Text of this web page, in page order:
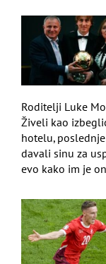
Roditelji Luke
Živeli kao
hotelu,
davali sinu za
evo kako im je